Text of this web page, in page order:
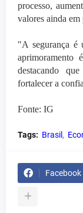
processo,
valores ainda em
"A segurança é
aprimoramento
destacando
fortalecer a
Fonte: IG
Tags: Brasil
Facebook